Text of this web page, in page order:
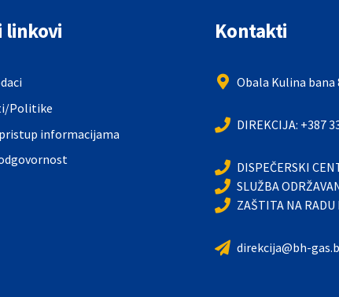
linkovi
Politike
informacijama
Kontakti
Obala Kulina bana
DIREKCIJA: +387
DISPEČERSKI
SLUŽBA
ZAŠTITA NA
direkcija@bh-